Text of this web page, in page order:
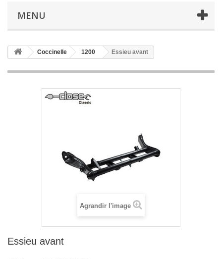
MENU
Coccinelle 1200 Essieu avant
Agrandir l'image
Essieu avant